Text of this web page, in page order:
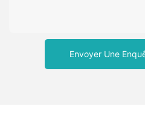
Envoyer Une